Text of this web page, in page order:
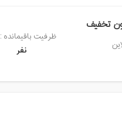
تخفیف
ظرفیت باقیمانده :
نفر